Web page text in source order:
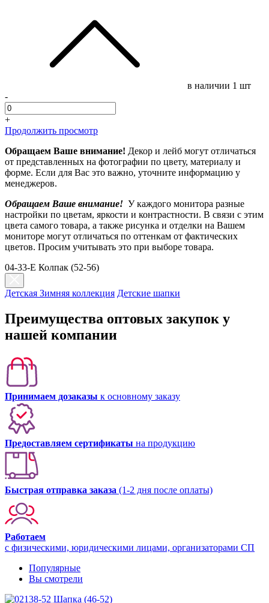
в наличии 1 шт
-
+
Продолжить просмотр
Обращаем Ваше внимание! Декор и лейб могут отличаться
от представленных на фотографии по цвету, материалу и
форме. Если для Вас это важно, уточните информацию у
менеджеров.
Обращаем Ваше внимание! У каждого монитора разные
настройки по цветам, яркости и контрастности. В связи с этим
цвета самого товара, а также рисунка и отделки на Вашем
мониторе могут отличаться по оттенкам от фактических
цветов. Просим учитывать это при выборе товара.
04-33-E Колпак (52-56)
Детская Зимняя коллекция Детские шапки
Преимущества оптовых закупок у
нашей компании
Принимаем дозаказы к основному заказу
Предоставляем сертификаты на продукцию
Быстрая отправка заказа (1-2 дня после оплаты)
Работаем
с физическими, юридическими лицами, организаторами СП
Популярные
Вы смотрели